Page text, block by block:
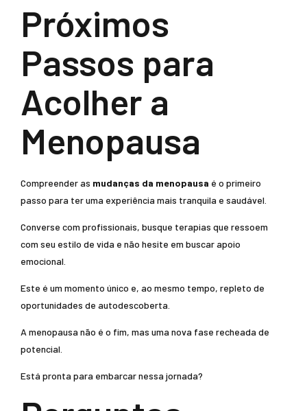
Próximos
Passos para
Acolher a
Menopausa
Compreender as mudanças da menopausa é o primeiro
passo para ter uma experiência mais tranquila e saudável.
Converse com profissionais, busque terapias que ressoem
com seu estilo de vida e não hesite em buscar apoio
emocional.
Este é um momento único e, ao mesmo tempo, repleto de
oportunidades de autodescoberta.
A menopausa não é o fim, mas uma nova fase recheada de
potencial.
Está pronta para embarcar nessa jornada?